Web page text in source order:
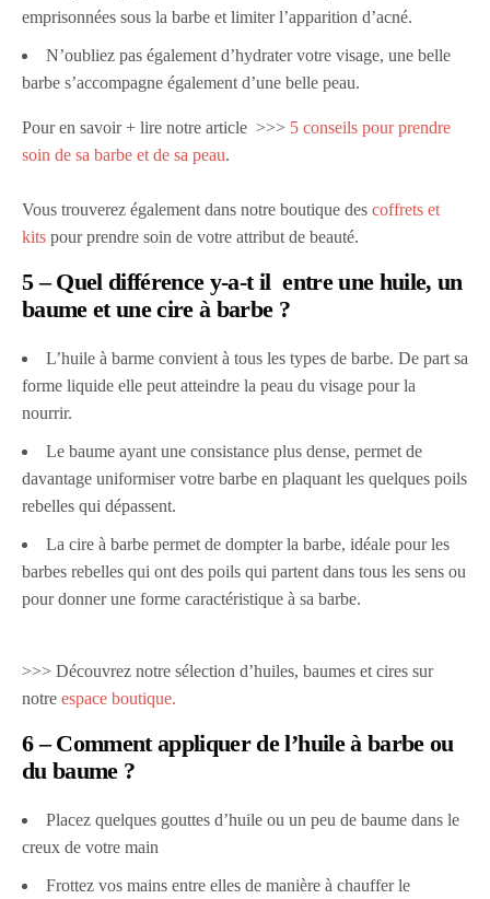
emprisonnées sous la barbe et limiter l’apparition d’acné.
N’oubliez pas également d’hydrater votre visage, une belle
barbe s’accompagne également d’une belle peau.
Pour en savoir + lire notre article >>> 5 conseils pour prendre
soin de sa barbe et de sa peau.
Vous trouverez également dans notre boutique descoffrets et
kitspour prendre soin de votre attribut de beauté.
5 – Quel différence y-a-t il entre une huile, un
baume et une cire à barbe ?
L’huile à barme convient à tous les types de barbe. De part sa
forme liquide elle peut atteindre la peau du visage pour la
nourrir.
Le baume ayant une consistance plus dense, permet de
davantage uniformiser votre barbe en plaquant les quelques poils
rebelles qui dépassent.
La cire à barbe permet de dompter la barbe, idéale pour les
barbes rebelles qui ont des poils qui partent dans tous les sens ou
pour donner une forme caractéristique à sa barbe.
>>> Découvrez notre sélection d’huiles, baumes et cires sur
notreespace boutique.
6 – Comment appliquer de l’huile à barbe ou
du baume ?
Placez quelques gouttes d’huile ou un peu de baume dans le
creux de votre main
Frottez vos mains entre elles de manière à chauffer le